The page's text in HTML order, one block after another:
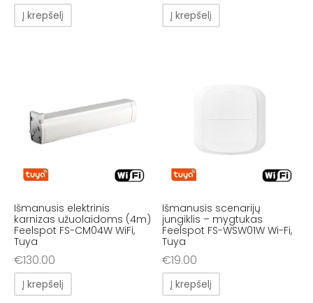
Į krepšelį Į krepšelį
Išmanusis elektrinis
karnizas užuolaidoms (4m)
Feelspot FS-CM04W WiFi,
Tuya
€130.00
Į krepšelį
Išmanusis scenarijų
jungiklis – mygtukas
Feelspot FS-WSW01W Wi-Fi,
Tuya
€19.00
Į krepšelį